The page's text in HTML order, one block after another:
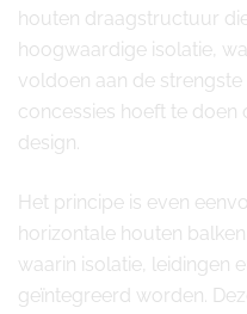
houten draagstructuur
hoogwaardige isolatie,
voldoen aan de
concessies hoeft te
design.
Het principe is even
horizontale houten
waarin isolatie, leidingen
geïntegreerd worden.